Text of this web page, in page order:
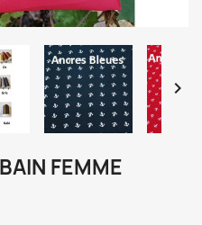

FEMME